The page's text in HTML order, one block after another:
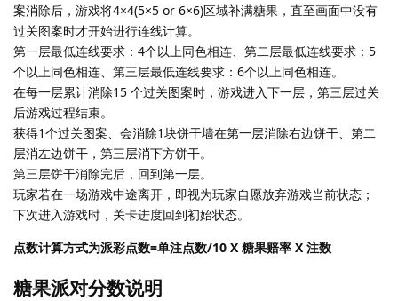
案消除后，游戏将4×4(5×5 or 6×6)区域补满糖果，直至画面中没有
过关图案时才开始进行连线计算。
第一层最低连线要求：4个以上同色相连、第二层最低连线要求：5
个以上同色相连、第三层最低连线要求：6个以上同色相连。
在每一层累计消除15 个过关图案时，游戏进入下一层，第三层过关
后游戏过程结束。
获得1个过关图案、会消除1块饼干墙在第一层消除右边饼干、第二
层消左边饼干，第三层消下方饼干。
第三层饼干消除完后，回到第一层。
玩家若在一场游戏中途离开，即视为玩家自愿放弃游戏当前状态；
下次进入游戏时，关卡进度回到初始状态。
点数计算方式为派彩点数=单注点数/10 X 糖果赔率 X 注数
糖果派对分数说明